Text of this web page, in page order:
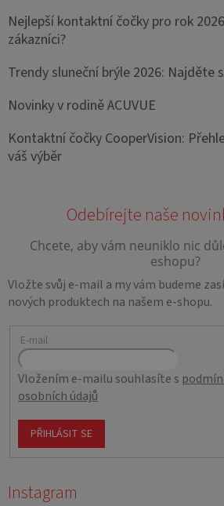
Nejlepší kontaktní čočky pro rok
zákazníci?
Trendy sluneční brýle 2026: Najděte
Novinky v rodině ACUVUE
Kontaktní čočky CooperVision:
váš výběr
Vložte svůj e-mail a my vám budeme
nových produktech na našem e-shopu.
E-mail
Vložením e-mailu souhlasíte s
osobních údajů
PŘIHLÁSIT SE
Instagram